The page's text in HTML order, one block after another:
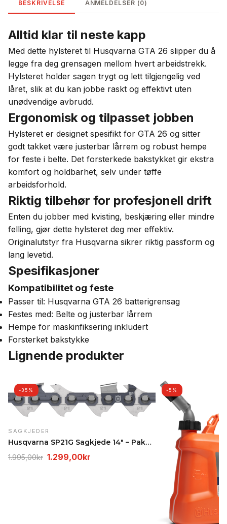
BESKRIVELSE ANMELDELSER (0)
Alltid klar til neste kapp
Med dette hylsteret til Husqvarna GTA 26 slipper du å
legge fra deg grensagen mellom hvert arbeidstrekk.
Hylsteret holder sagen trygt og lett tilgjengelig ved
låret, slik at du kan jobbe raskt og effektivt uten
unødvendige avbrudd.
Ergonomisk og tilpasset jobben
Hylsteret er designet spesifikt for GTA 26 og sitter
godt takket være justerbar lårrem og robust hempe
for feste i belte. Det forsterkede bakstykket gir ekstra
komfort og holdbarhet, selv under tøffe
arbeidsforhold.
Riktig tilbehør for profesjonell drift
Enten du jobber med kvisting, beskjæring eller mindre
felling, gjør dette hylsteret deg mer effektiv.
Originalutstyr fra Husqvarna sikrer riktig passform og
lang levetid.
Spesifikasjoner
Kompatibilitet og feste
Passer til: Husqvarna GTA 26 batterigrensag
Festes med: Belte og justerbar lårrem
Hempe for maskinfiksering inkludert
Forsterket bakstykke
Lignende produkter
-35%
SAGKJEDER
Husqvarna SP21G Sagkjede 14" – Pakke 5 stk, .325"…
1.995,00kr Opprinnelig
1.299,00kr
-5%